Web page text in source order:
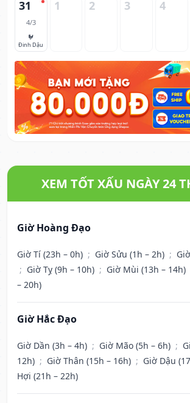
31
4/3
🐓
Đinh Dậu
1 2 3 4
XEM TỐT XẤU NGÀY 24
Giờ Hoàng Đạo
Giờ Tí (23h – 0h) ; Giờ Sửu (1h – 2h) ;
; Giờ Tỵ (9h – 10h) ; Giờ Mùi (13h – 14h)
– 20h)
Giờ Hắc Đạo
Giờ Dần (3h – 4h) ; Giờ Mão (5h – 6h) ;
12h) ; Giờ Thân (15h – 16h) ; Giờ Dậu
Hợi (21h – 22h)